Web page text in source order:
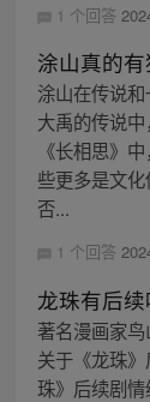
1 个回答
涂山真的
涂山在传说
大禹的传说
《长相思》
些更多是文
否...
1 个回答
龙珠有后续
著名漫画家
关于《龙珠
珠》后续剧情